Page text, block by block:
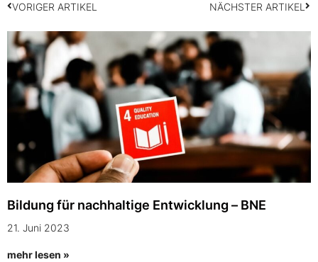
VORIGER ARTIKEL NÄCHSTER ARTIKEL
Bildung für nachhaltige Entwicklung – BNE
21. Juni 2023
mehr lesen »